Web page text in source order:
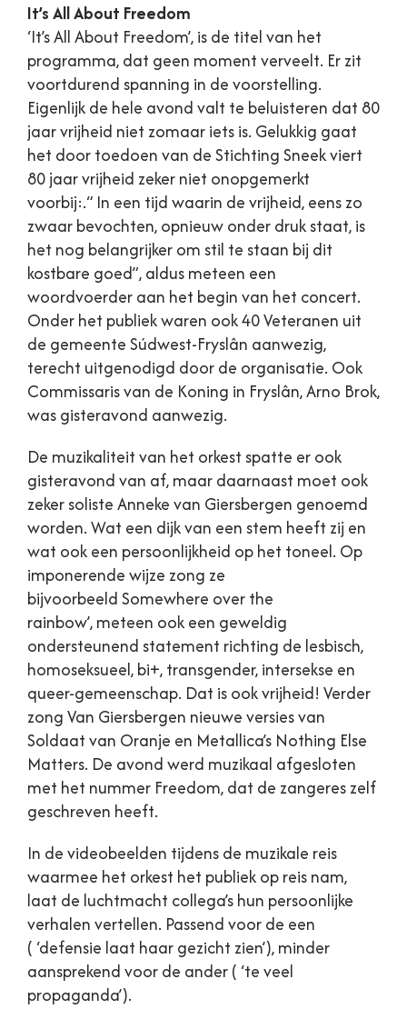
It’s All About Freedom
‘It’s All About Freedom’, is de titel van het
programma, dat geen moment verveelt. Er zit
voortdurend spanning in de voorstelling.
Eigenlijk de hele avond valt te beluisteren dat 80
jaar vrijheid niet zomaar iets is. Gelukkig gaat
het door toedoen van de Stichting Sneek viert
80 jaar vrijheid zeker niet onopgemerkt
voorbij:.“ In een tijd waarin de vrijheid, eens zo
zwaar bevochten, opnieuw onder druk staat, is
het nog belangrijker om stil te staan bij dit
kostbare goed”, aldus meteen een
woordvoerder aan het begin van het concert.
Onder het publiek waren ook 40 Veteranen uit
de gemeente Súdwest-Fryslân aanwezig,
terecht uitgenodigd door de organisatie. Ook
Commissaris van de Koning in Fryslân, Arno Brok,
was gisteravond aanwezig.
De muzikaliteit van het orkest spatte er ook
gisteravond van af, maar daarnaast moet ook
zeker soliste Anneke van Giersbergen genoemd
worden. Wat een dijk van een stem heeft zij en
wat ook een persoonlijkheid op het toneel. Op
imponerende wijze zong ze
bijvoorbeeldSomewhere over the
rainbow’,meteen ook een geweldig
ondersteunend statement richting de lesbisch,
homoseksueel, bi+, transgender, intersekse en
queer-gemeenschap. Dat is ook vrijheid! Verder
zong Van Giersbergen nieuwe versies van
Soldaat van Oranje en Metallica’s Nothing Else
Matters. De avond werd muzikaal afgesloten
met het nummer Freedom, dat de zangeres zelf
geschreven heeft.
In de videobeelden tijdens de muzikale reis
waarmee het orkest het publiek op reis nam,
laat de luchtmacht collega’s hun persoonlijke
verhalen vertellen. Passend voor de een
( ‘defensie laat haar gezicht zien’), minder
aansprekend voor de ander ( ‘te veel
propaganda’).